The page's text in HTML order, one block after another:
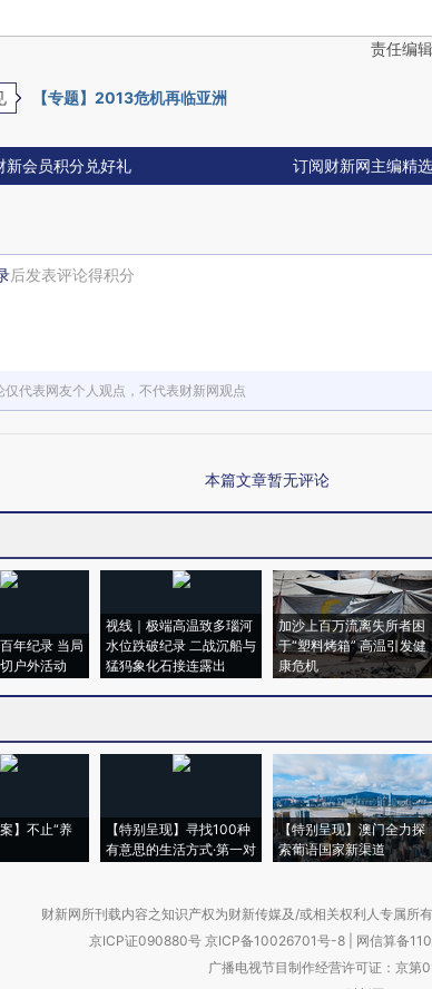
责任编
【专题】2013危机再临亚洲
新会员积分兑好礼 订阅财新网主编精
后发表评论得积分
仅代表网友个人观点，不代表财新网观点
本篇文章暂无评论
年纪录 当局
户外活动
视线｜极端高温致多瑙河
水位跌破纪录 二战沉船与
猛犸象化石接连露出
加沙上百万流离失所者困
于“塑料烤箱” 高温引发健
康危机
】不止“养
【特别呈现】寻找100种
有意思的生活方式·第一对
【特别呈现】澳门全力探
索葡语国家新渠道
财新网所刊载内容之知识产权为财新传媒及/或相关权利人专属所
京ICP证090880号 京ICP备10026701号-8 网信算备
广播电视节目制作经营许可证：京第